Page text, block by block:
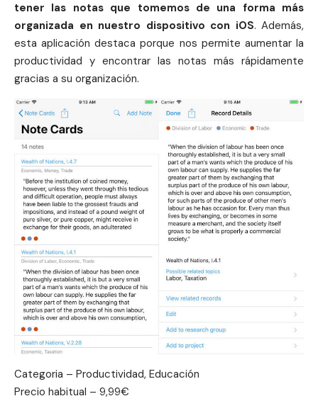
tener las notas que tomemos de una forma más
organizada en nuestro dispositivo con iOS. Además,
esta aplicación destaca porque nos permite aumentar la
productividad y encontrar las notas más rápidamente
gracias a su organización.
Categoria – Productividad, Educación
Precio habitual – 9,99€